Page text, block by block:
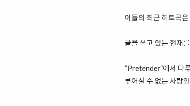
이들의 최근 히트곡
글을 쓰고 있는 현재
“Pretender”에서 다
루어질 수 없는 사랑